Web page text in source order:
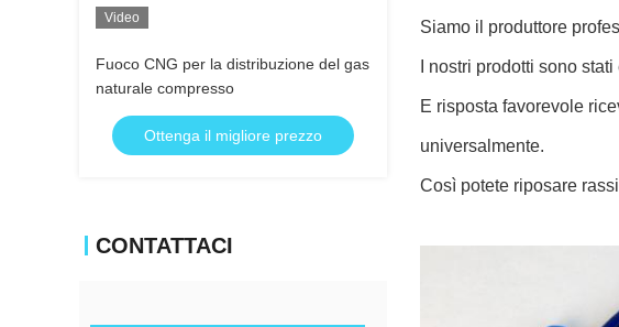
Video
Fuoco CNG per la distribuzione del gas
naturale compresso
Ottenga il migliore prezzo
CONTATTACI
Siamo il produttore
I nostri prodotti sono
E risposta favorevole
universalmente.
Così potete riposare